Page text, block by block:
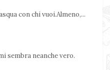
con chi vuoi.Almeno,...
sembra neanche vero.